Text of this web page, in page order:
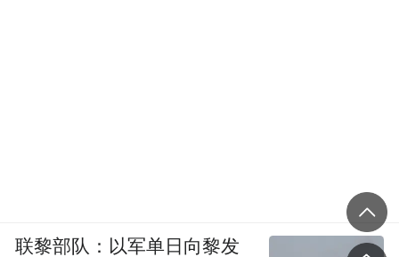
联黎部队：以军单日向黎发